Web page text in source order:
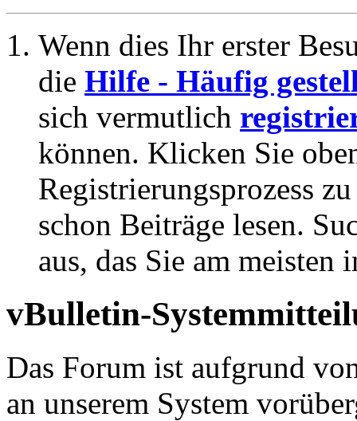
Wenn dies Ihr erster
die Hilfe - Häufig
sich vermutlich
können. Klicken Sie
Registrierungsprozess
schon Beiträge lesen.
aus, das Sie am meisten
vBulletin-
Das Forum ist aufgrund
an unserem System